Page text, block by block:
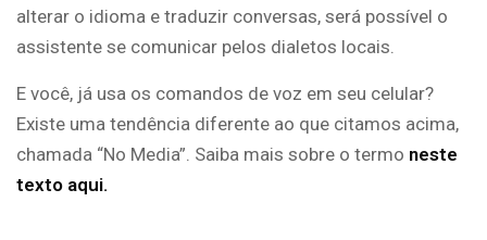
alterar o idioma e traduzir conversas, será possível o
assistente se comunicar pelos dialetos locais.
E você, já usa os comandos de voz em seu celular?
Existe uma tendência diferente ao que citamos acima,
chamada “No Media”. Saiba mais sobre o termo neste
texto aqui.